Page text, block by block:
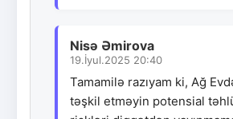
Nisə Əmirova
19.İyul.2025 20:40
Tamamilə razıyam ki, Ağ
təşkil etməyin potensial